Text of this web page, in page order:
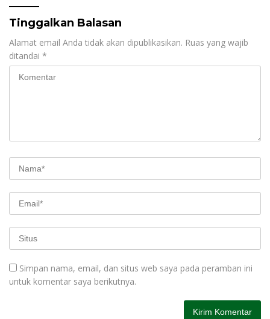
Tinggalkan Balasan
Alamat email Anda tidak akan dipublikasikan. Ruas yang wajib
ditandai *
Simpan nama, email, dan situs web saya pada peramban ini
untuk komentar saya berikutnya.